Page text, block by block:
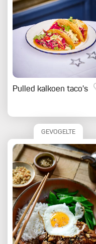
Pulled kalkoen taco's
GEVOGELTE